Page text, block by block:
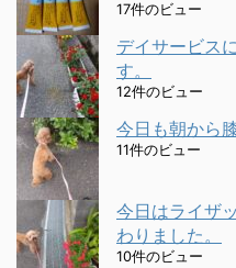
17件のビュー
デイサービス
す。
12件のビュー
今日も朝から
11件のビュー
今日はライザ
わりました。
10件のビュー